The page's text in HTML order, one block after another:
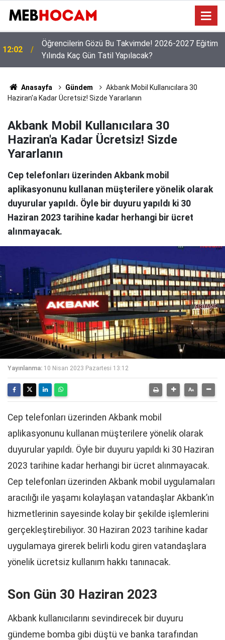
09:03
Öğretmenlerin Özür Grubu Tercihleri Başladı: Gözler
11 Ağustos ve İl Emri Kararında!
Anasayfa Gündem
Akbank Mobil Kullanıcılara 30
Haziran'a Kadar Ücretsiz! Sizde Yararlanın
Akbank Mobil Kullanıcılara 30
Haziran'a Kadar Ücretsiz! Sizde
Yararlanın
Cep telefonları üzerinden Akbank mobil
aplikasyonunu kullanan müşterilere yönelik olarak
duyurular yapıldı. Öyle bir duyuru yapıldı ki 30
Haziran 2023 tarihine kadar herhangi bir ücret
alınmayacak.
Yayınlanma: 10 Nisan 2023 Pazartesi 13:12
Cep telefonları üzerinden Akbank mobil
aplikasyonunu kullanan müşterilere yönelik olarak
duyurular yapıldı. Öyle bir duyuru yapıldı ki 30 Haziran
2023 tarihine kadar herhangi bir ücret alınmayacak.
Cep telefonları üzerinden Akbank mobil uygulamaları
aracılığı ile yaşamı kolaylaşan vatandaşlar Akbank’ın
hizmetlerinin sayesinde kolay bir şekilde işlemlerini
gerçekleştirebiliyor. 30 Haziran 2023 tarihine kadar
uygulamaya girerek belirli kodu giren vatandaşlara
yönelik ücretsiz kullanım hakkı tanınacak.
Son Gün 30 Haziran 2023
Akbank kullanıcılarını sevindirecek bir duyuru
gündeme bomba gibi düştü ve banka tarafından